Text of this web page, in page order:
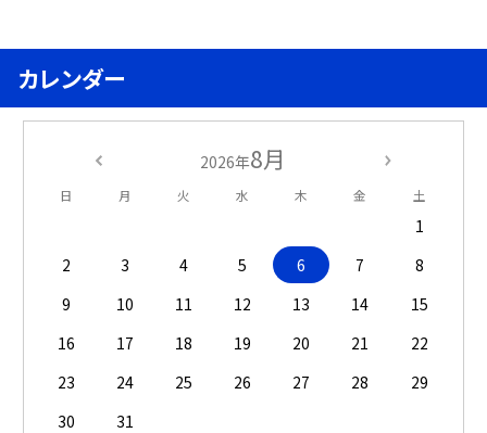
カレンダー
2026年8月
日 月 火 水 木 金 土
1
2
3 4 5 6 7
8
9
10 11 12 13 14
15
16
17 18 19 20 21
22
23
24 25 26 27 28
29
30
31